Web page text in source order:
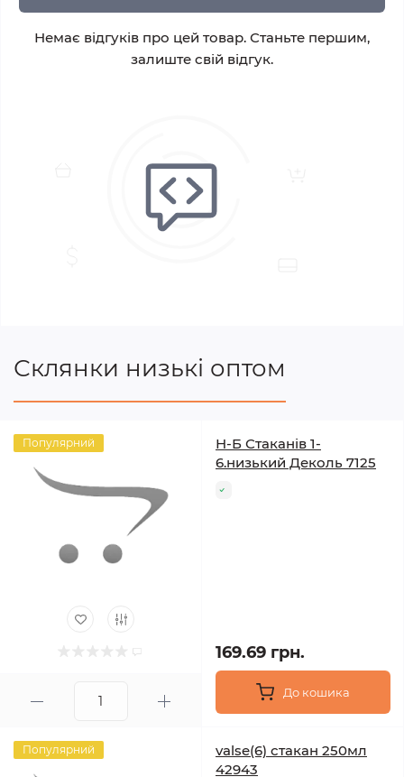
Немає відгуків про цей товар. Станьте першим,
залиште свій відгук.
Склянки низькі оптом
Популярний
Н-Б Стаканів 1-
6.низький Деколь 7125
169.69 грн.
До кошика
Популярний
valse(6) стакан 250мл
42943